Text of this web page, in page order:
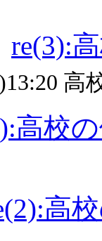
re(3):
高
高校
高